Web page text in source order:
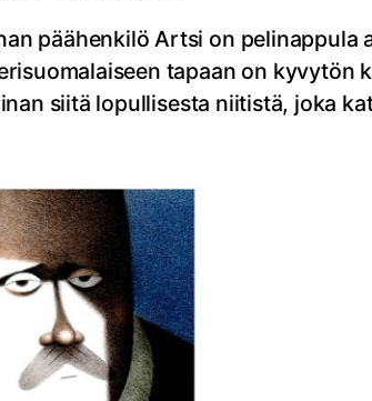
päähenkilö Artsi on
tapaan on kyvytön
siitä lopullisesta niitistä, joka